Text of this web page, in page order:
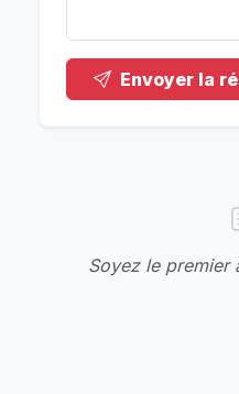
Envoyer la
Soyez le premier